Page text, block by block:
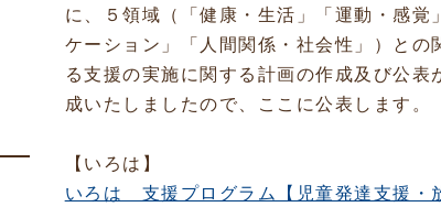
に、５領域（「健康・生活」「運動・感覚
ケーション」「人間関係・社会性」）との
る支援の実施に関する計画の作成及び公
成いたしましたので、ここに公表します。
【いろは】
いろは 支援プログラム【児童発達支援・